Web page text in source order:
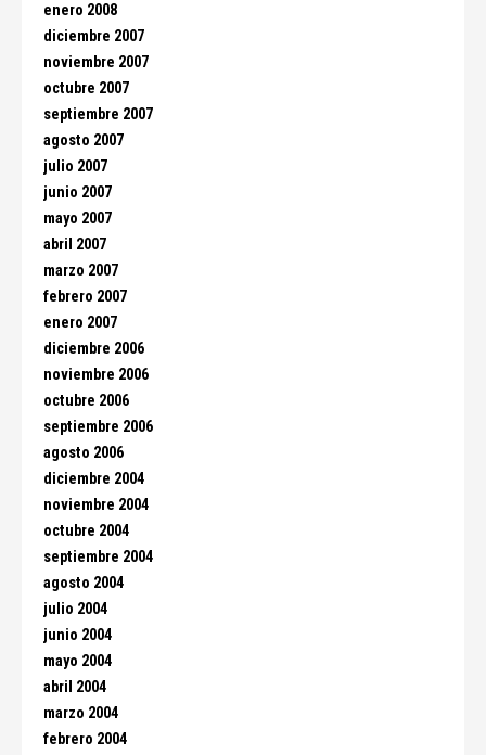
enero 2008
diciembre 2007
noviembre 2007
octubre 2007
septiembre 2007
agosto 2007
julio 2007
junio 2007
mayo 2007
abril 2007
marzo 2007
febrero 2007
enero 2007
diciembre 2006
noviembre 2006
octubre 2006
septiembre 2006
agosto 2006
diciembre 2004
noviembre 2004
octubre 2004
septiembre 2004
agosto 2004
julio 2004
junio 2004
mayo 2004
abril 2004
marzo 2004
febrero 2004